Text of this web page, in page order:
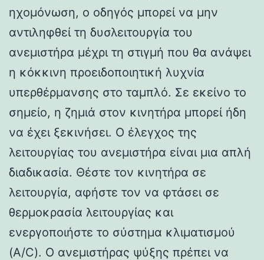
ηχομόνωση, ο οδηγός μπορεί να μην
αντιληφθεί τη δυσλειτουργία του
ανεμιστήρα μέχρι τη στιγμή που θα ανάψει
η κόκκινη προειδοποιητική λυχνία
υπερθέρμανσης στο ταμπλό. Σε εκείνο το
σημείο, η ζημιά στον κινητήρα μπορεί ήδη
να έχει ξεκινήσει. Ο έλεγχος της
λειτουργίας του ανεμιστήρα είναι μια απλή
διαδικασία. Θέστε τον κινητήρα σε
λειτουργία, αφήστε τον να φτάσει σε
θερμοκρασία λειτουργίας και
ενεργοποιήστε το σύστημα κλιματισμού
(A/C). Ο ανεμιστήρας ψύξης πρέπει να